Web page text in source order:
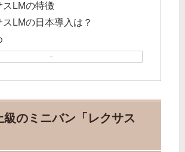
スLMの特徴
スLMの日本導入は？
級のミニバン「レクサス